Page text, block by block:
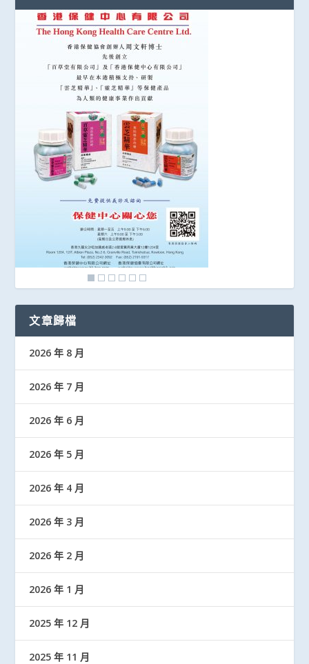
文章歸檔
2026 年 8 月
2026 年 7 月
2026 年 6 月
2026 年 5 月
2026 年 4 月
2026 年 3 月
2026 年 2 月
2026 年 1 月
2025 年 12 月
2025 年 11 月